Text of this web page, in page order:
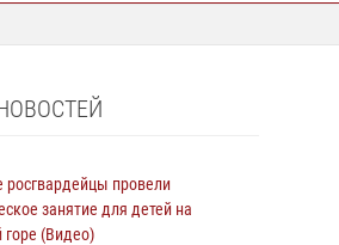
росгвардейцы провели
занятие для детей на
горе (Видео)